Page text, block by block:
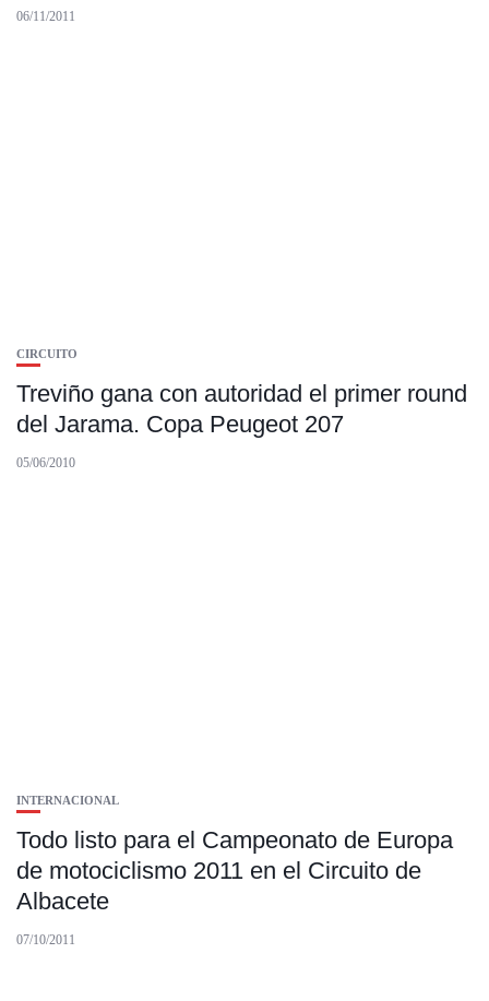
06/11/2011
CIRCUITO
Treviño gana con autoridad el primer round
del Jarama. Copa Peugeot 207
05/06/2010
INTERNACIONAL
Todo listo para el Campeonato de Europa
de motociclismo 2011 en el Circuito de
Albacete
07/10/2011